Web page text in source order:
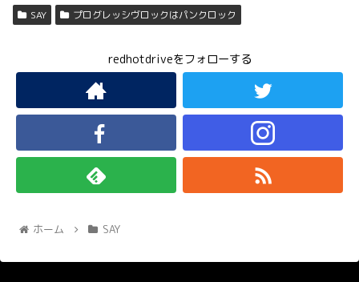
SAY プログレッシヴロックはパンクロック
redhotdriveをフォローする
ホーム SAY